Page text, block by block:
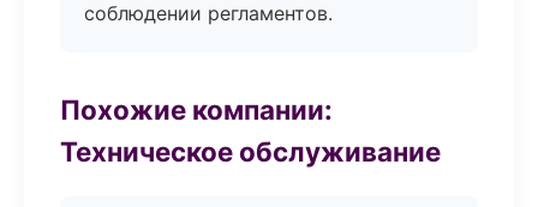
соблюдении регламентов.
Похожие компании:
Техническое обслуживание